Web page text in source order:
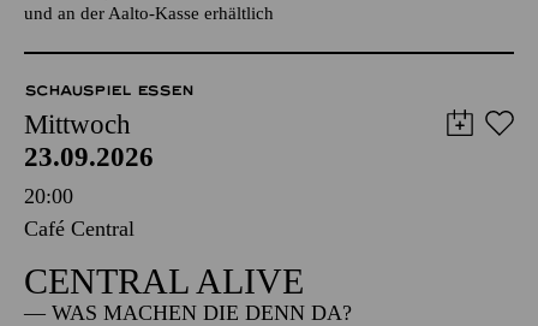
und an der Aalto-Kasse erhältlich
SCHAUSPIEL ESSEN
Mittwoch
23.09.2026
20:00
Café Central
CENTRAL ALIVE
— WAS MACHEN DIE DENN DA?